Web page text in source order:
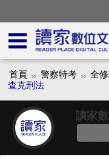
首頁 警察特考 全
查克刑法
讀家